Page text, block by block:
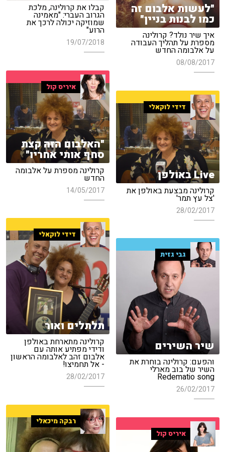
קבלו את קרולינה, מלכת
הגרוב העברי: "מאמינה
שמוזיקה יכולה לרכך את
הרוע"
19/07/2018
"לעשות אלבום זה
כמו לבנות בניין"
איך שיר נולד? קרולינה
מספרת על תהליך העבודה
על אלבומה החדש
08/08/2017
איריס קול
"האלבום הזה קצת
סחף אותי אחריו"
קרולינה מספרת על אלבומה
החדש
14/05/2017
דידי לוקאלי
Live באולפן
קרולינה מבצעת באולפן את
'צל עץ תמר'
28/02/2017
דידי לוקאלי
תלתלים ואור
קרולינה מתארחת באולפן
ודידי מפתיע אותה עם
אלבום זהב לאלבומה הראשון
- אל תחמיצו!
28/02/2017
גבי גזית
שיר השירים
והפעם: קרולינה בוחרת את
השיר של בוב מארלי
Redematio song
26/02/2017
רבקה מיכאלי
איריס קול